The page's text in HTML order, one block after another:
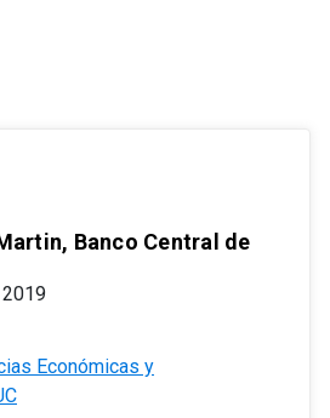
Banco Central de
Económicas y